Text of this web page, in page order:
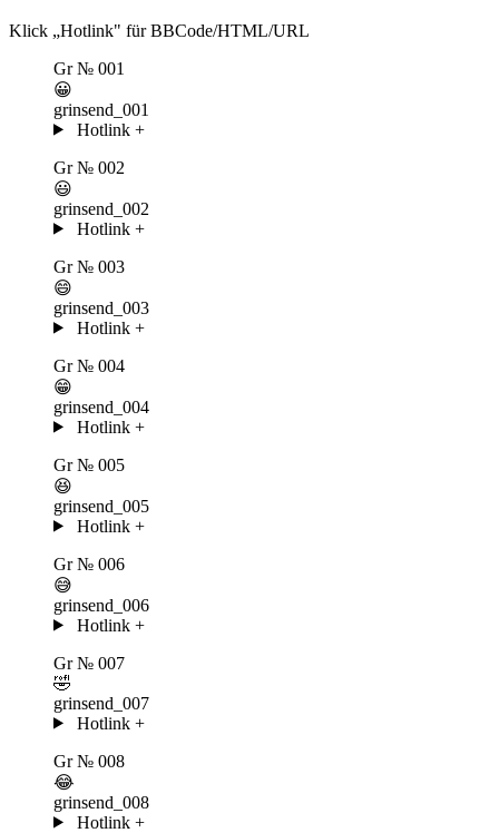
Klick „Hotlink" für BBCode/HTML/URL
Gr № 001
😀
grinsend_001
Hotlink +
Gr № 002
😃
grinsend_002
Hotlink +
Gr № 003
😄
grinsend_003
Hotlink +
Gr № 004
😁
grinsend_004
Hotlink +
Gr № 005
😆
grinsend_005
Hotlink +
Gr № 006
😅
grinsend_006
Hotlink +
Gr № 007
🤣
grinsend_007
Hotlink +
Gr № 008
😂
grinsend_008
Hotlink +